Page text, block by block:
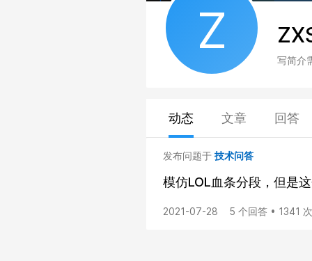
Z
写简介
动态 文章 回答
发布问题于 技术问答
模仿LOL血条分段，但是
2021-07-28 5 个回答 • 1341